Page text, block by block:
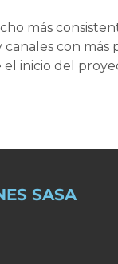
más
con más
inicio del
SASA